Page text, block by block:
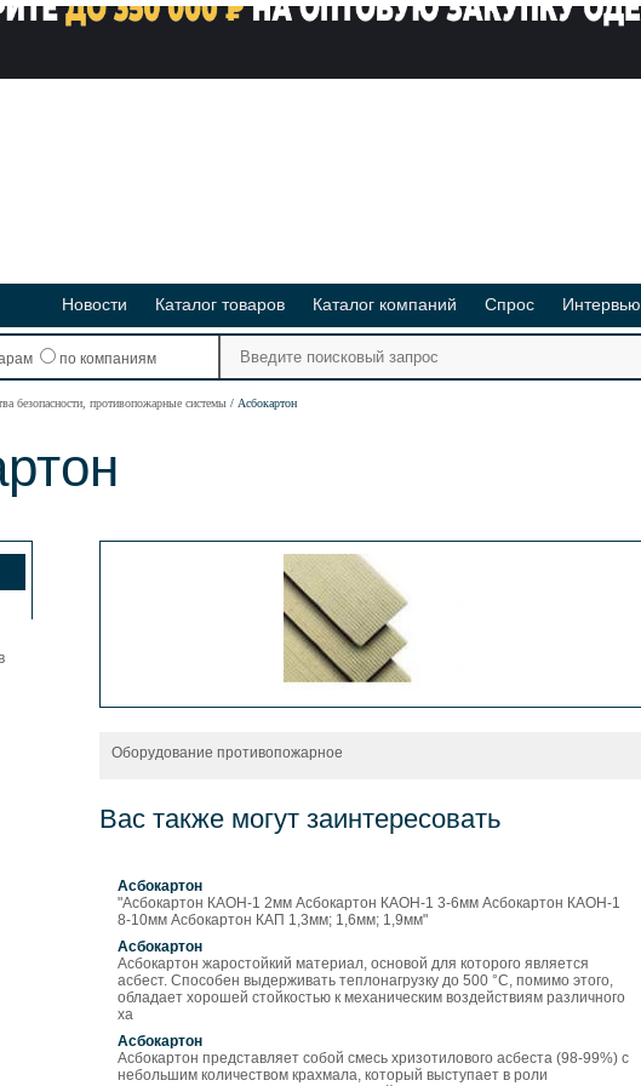
Новости Каталог товаров Каталог компаний Спрос Интервью
по компаниям
безопасности, противопожарные системы Асбокартон
Оборудование противопожарное
Вас также могут заинтересовать
Асбокартон
"Асбокартон КАОН-1 2мм Асбокартон КАОН-1 3-6мм Асбокартон КАОН-1
8-10мм Асбокартон КАП 1,3мм; 1,6мм; 1,9мм"
Асбокартон
Асбокартон жаростойкий материал, основой для которого является
асбест. Способен выдерживать теплонагрузку до 500 °С, помимо этого,
обладает хорошей стойкостью к механическим воздействиям различного
ха
Асбокартон
Асбокартон представляет собой смесь хризотилового асбеста (98-99%) с
небольшим количеством крахмала, который выступает в роли